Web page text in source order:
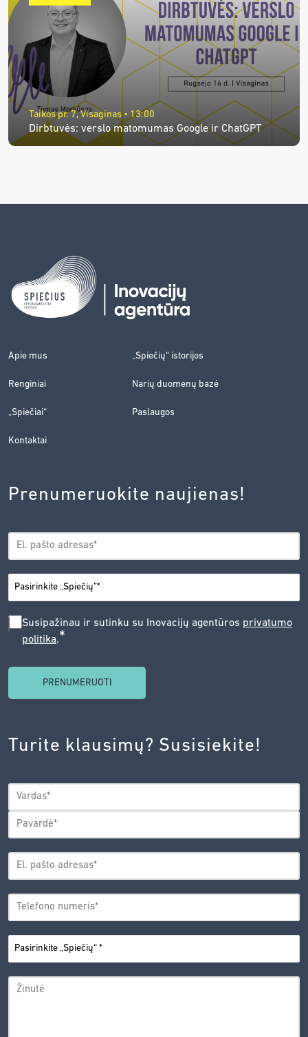
Taikos pr. 7, Visaginas • 13:00
Dirbtuvės: verslo matomumas Google ir ChatGPT
Apie mus „Spiečių“ istorijos
Renginiai Narių duomenų bazė
„Spiečiai“ Paslaugos
Kontaktai
Prenumeruokite naujienas!
EL.
PAŠTAS*
MIESTAS*
SUSIPAŽINAU
SUTINKU
AGENTŪROS
PRIVATUMO
POLITIKA.*
Susipažinau ir sutinku su Inovacijų agentūros privatumo
politika.*
Turite klausimų? Susisiekite!
VARDAS*
Vardas
EL.
ADRESAS*
TELEFONO
NUMERIS*
PASIRINKITE
„SPIEČIŲ“*
ŽINUTĖ